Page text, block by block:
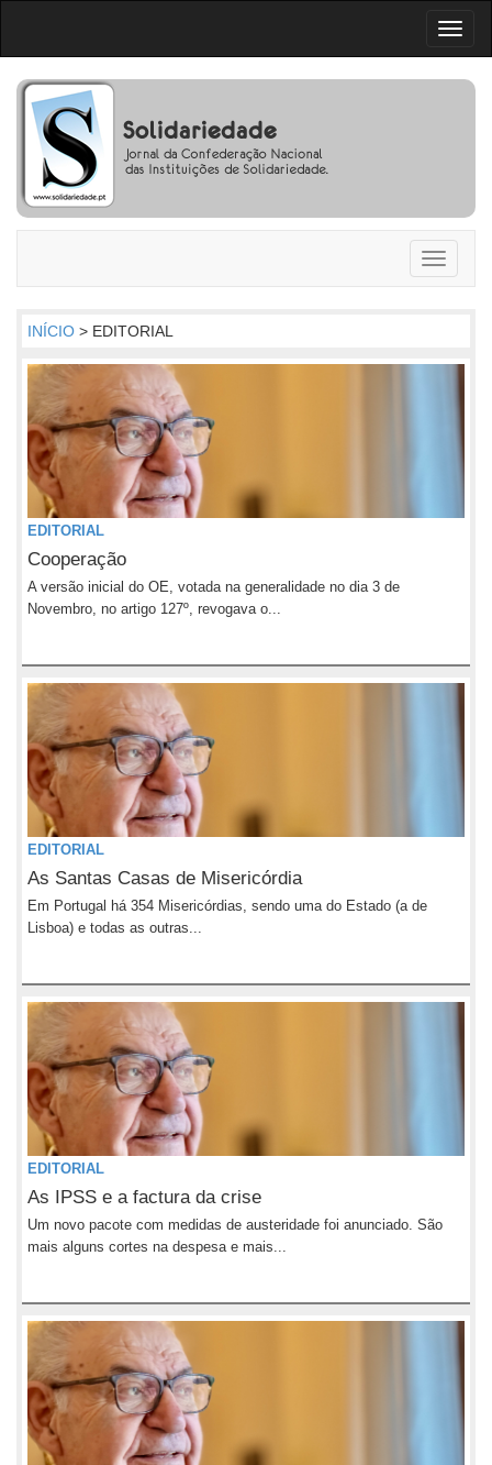
Toggle
INÍCIO > EDITORIAL
EDITORIAL
Cooperação
A versão inicial do OE, votada na generalidade no dia 3 de
Novembro, no artigo 127º, revogava o...
EDITORIAL
As Santas Casas de Misericórdia
Em Portugal há 354 Misericórdias, sendo uma do Estado (a de
Lisboa) e todas as outras...
EDITORIAL
As IPSS e a factura da crise
Um novo pacote com medidas de austeridade foi anunciado. São
mais alguns cortes na despesa e mais...